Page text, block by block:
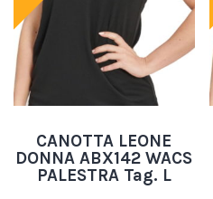
CANOTTA LEONE
DONNA ABX142 WACS
PALESTRA Tag. L